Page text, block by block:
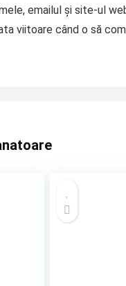
emailul și site-ul
viitoare când o să